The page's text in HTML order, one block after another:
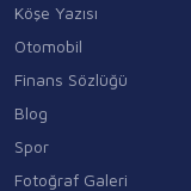
Köşe Yazısı
Otomobil
Finans Sözlüğü
Blog
Spor
Fotoğraf Galeri